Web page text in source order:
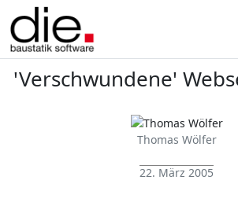
'Verschwundene'
Thomas Wölfer
22. März 2005